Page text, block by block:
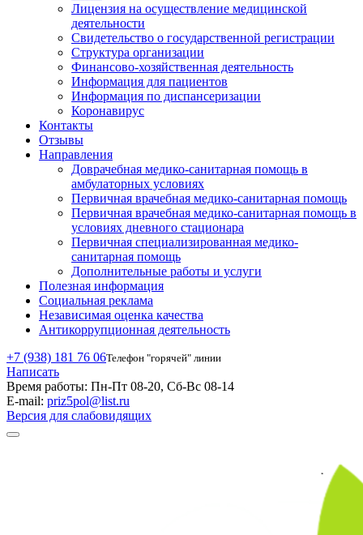
Лицензия на осуществление медицинской
деятельности
Свидетельство о государственной регистрации
Структура организации
Финансово-хозяйственная деятельность
Информация для пациентов
Информация по диспансеризации
Коронавирус
Контакты
Отзывы
Направления
Доврачебная медико-санитарная помощь в
амбулаторных условиях
Первичная врачебная медико-санитарная помощь
Первичная врачебная медико-санитарная помощь в
условиях дневного стационара
Первичная специализированная медико-
санитарная помощь
Дополнительные работы и услуги
Полезная информация
Социальная реклама
Независимая оценка качества
Антикоррупционная деятельность
+7 (938) 181 76 06Телефон "горячей" линии
Написать
Время работы: Пн-Пт 08-20, Сб-Вс 08-14
E-mail: priz5pol@list.ru
Версия для слабовидящих